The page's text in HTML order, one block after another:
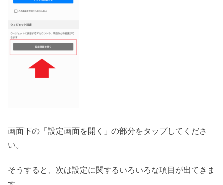
画面下の「設定画面を開く」の部分をタップしてくださ
い。
そうすると、次は設定に関するいろいろな項目が出てきま